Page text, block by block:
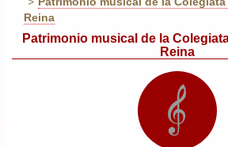
Reina
Patrimonio musical de la
Reina